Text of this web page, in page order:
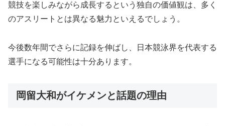
競技を楽しみながら成長するという独自の価値観は、多く
のアスリートとは異なる魅力といえるでしょう。
今後数年間でさらに記録を伸ばし、日本競泳界を代表する
選手になる可能性は十分あります。
岡留大和がイケメンと話題の理由